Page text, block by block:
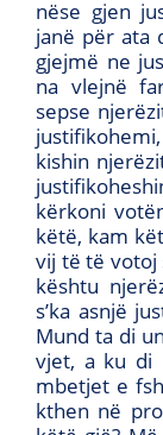
nëse gjen
janë për ata
gjejmë ne
na vlejnë
sepse
kishin
kërkoni
këtë, kam
vij të të votoj
kështu
s’ka asnjë
Mund ta di
vjet, a ku di
mbetjet e
kthen në